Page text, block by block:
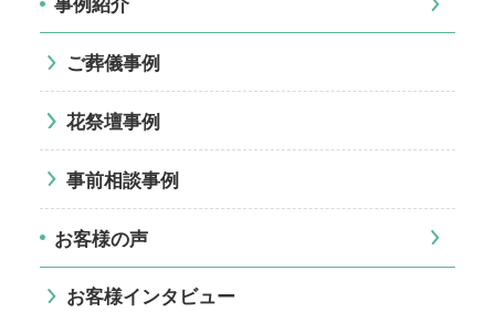
ご葬儀事例
花祭壇事例
事前相談事例
お客様の声
お客様インタビュー